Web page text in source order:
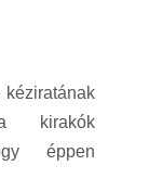
kirakók
éppen